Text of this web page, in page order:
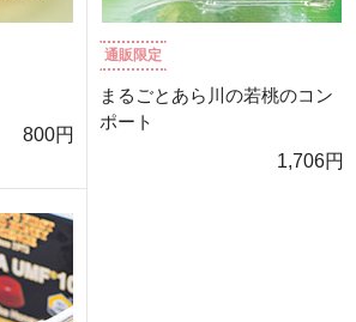
800円
通販限定
まるごとあら川の若桃のコン
ポート
1,706円